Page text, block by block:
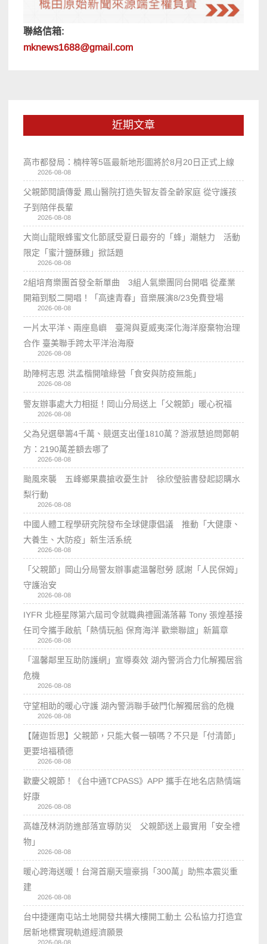
聯絡信箱:
mknews1688@gmail.com
近期文章
高市都發局：楠梓等5區最新地形圖將於8月20日正式上線
2026-08-08
父親節閱讀傳愛 鳳山醫院打造失智友善全齡家庭 從守護孩
子到陪伴長輩
2026-08-08
大崗山龍眼蜂蜜文化節感受夏日最夯的「蜂」潮魅力 活動
限定「蜜汁鹽酥雞」掀話題
2026-08-08
2組培育樂團首發全新單曲 3組人氣樂團同台開唱 從產業
開箱到駁二開唱！「高速青春」音樂展演8/23免費登場
2026-08-08
一片太平洋、兩座島嶼 臺灣與夏威夷深化海洋廢棄物治理
合作 臺美聯手跨太平洋治海廢
2026-08-08
助陣柯志恩 洪孟楷開嗆綠營「食安與防疫無能」
2026-08-08
警友辦事處大力相挺！岡山分局送上「父親節」暖心祝福
2026-08-08
父為兒選舉籌4千萬、競選支出僅1810萬？游淑慧追問鄭朝
方：2190萬差額去哪了
2026-08-08
颱風來襲 五峰鄉果農搶收憂生計 徐欣瑩臉書發起認購水
梨行動
2026-08-08
中國人體工程學研究院發布全球健康倡議 推動「大健康、
大養生、大防疫」新生活系統
2026-08-08
「父親節」岡山分局警友辦事處溫馨慰勞 感謝「人民保姆」
守護治安
2026-08-08
IYFR 北極星隊第六屆司令就職典禮圓滿落幕 Tony 張煌基接
任司令攜手啟航「熱情玩船 保育海洋 歡樂聯誼」新篇章
2026-08-08
「溫馨鄰里互助防護網」宣導奏效 湖內警消合力化解獨居翁
危機
2026-08-08
守望相助的暖心守護 湖內警消聯手破門化解獨居翁的危機
2026-08-08
【薩迦哲思】父親節，只能大餐一頓嗎？不只是「付清節」
更要培福積德
2026-08-08
歡慶父親節！《台中通TCPASS》APP 攜手在地名店熱情端
好康
2026-08-08
高雄茂林消防進部落宣導防災 父親節送上最實用「安全禮
物」
2026-08-08
暖心跨海送暖！台灣首廟天壇豪捐「300萬」助熊本震災重
建
2026-08-08
台中捷運南屯站土地開發共構大樓開工動土 公私協力打造宜
居新地標實現軌道經濟願景
2026-08-08